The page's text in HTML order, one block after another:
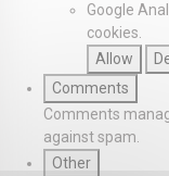
Google
cookies.
Allow
Comments
Comments
against spam.
Other